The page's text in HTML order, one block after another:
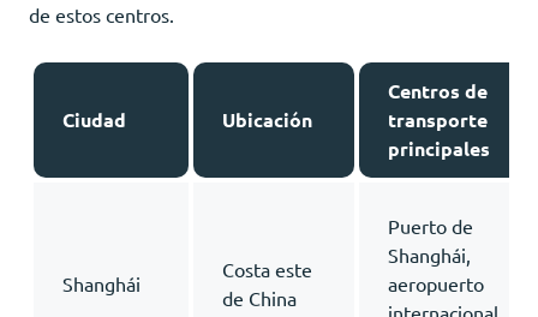
de estos centros.
Ciudad Ubicación
Centros de
transporte
principales
Shanghái
Costa este
de China
Puerto de
Shanghái,
aeropuerto
internacional